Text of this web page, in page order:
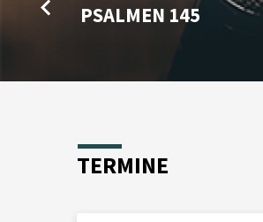
PSALMEN 145
TERMINE